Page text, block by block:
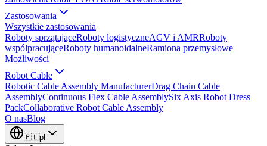
Zastosowania
Wszystkie zastosowania
Roboty sprzątająceRoboty logistyczneAGV i AMRRoboty
współpracująceRoboty humanoidalneRamiona przemysłowe
Możliwości
Robot Cable
Robotic Cable Assembly ManufacturerDrag Chain Cable
AssemblyContinuous Flex Cable AssemblySix Axis Robot Dress
PackCollaborative Robot Cable Assembly
O nasBlog
🇵🇱pl